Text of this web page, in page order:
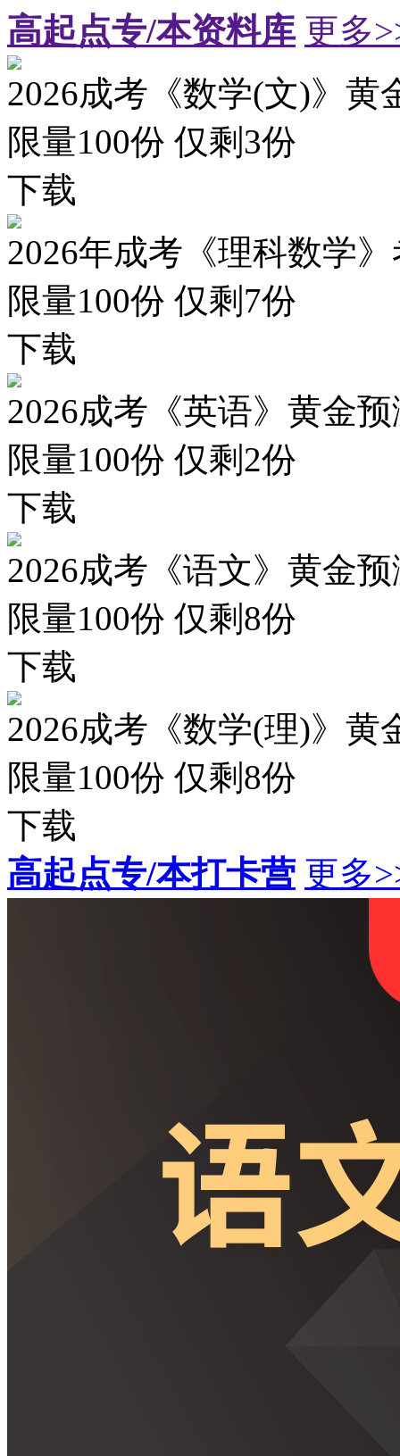
高起点专/本资料库 更多
2026成考《数学(文)》黄
限量100份 仅剩 3份
下载
2026年成考《理科数学
限量100份 仅剩 7份
下载
2026成考《英语》黄金
限量100份 仅剩 2份
下载
2026成考《语文》黄金
限量100份 仅剩 8份
下载
2026成考《数学(理)》黄
限量100份 仅剩 8份
下载
高起点专/本打卡营 更多